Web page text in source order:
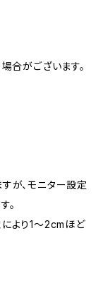
合がございます。
が、モニター設定
。
により1〜2cmほど